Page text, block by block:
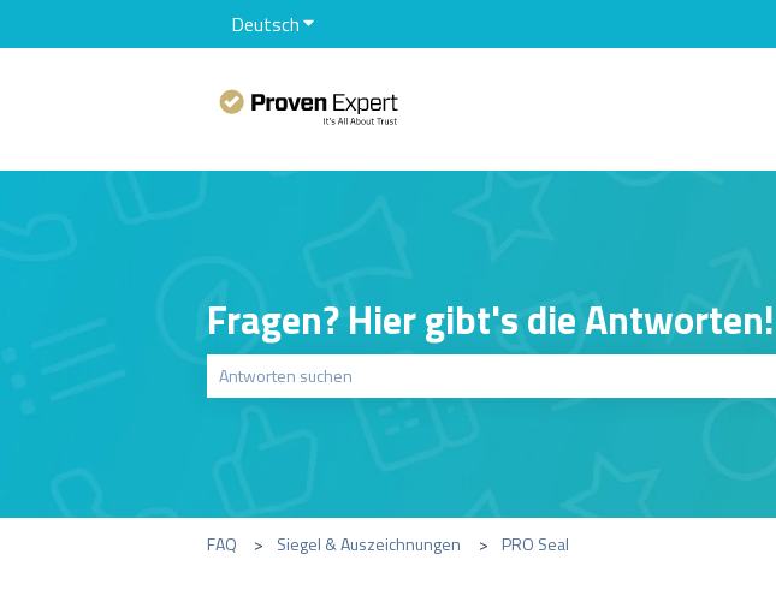
DeutschUntermenü für Übersetzungen anzeigen
Fragen? Hier gibt's die Antworten!
FAQ Siegel & Auszeichnungen PRO Seal